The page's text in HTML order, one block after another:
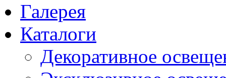
Галерея
Каталоги
Декоративное